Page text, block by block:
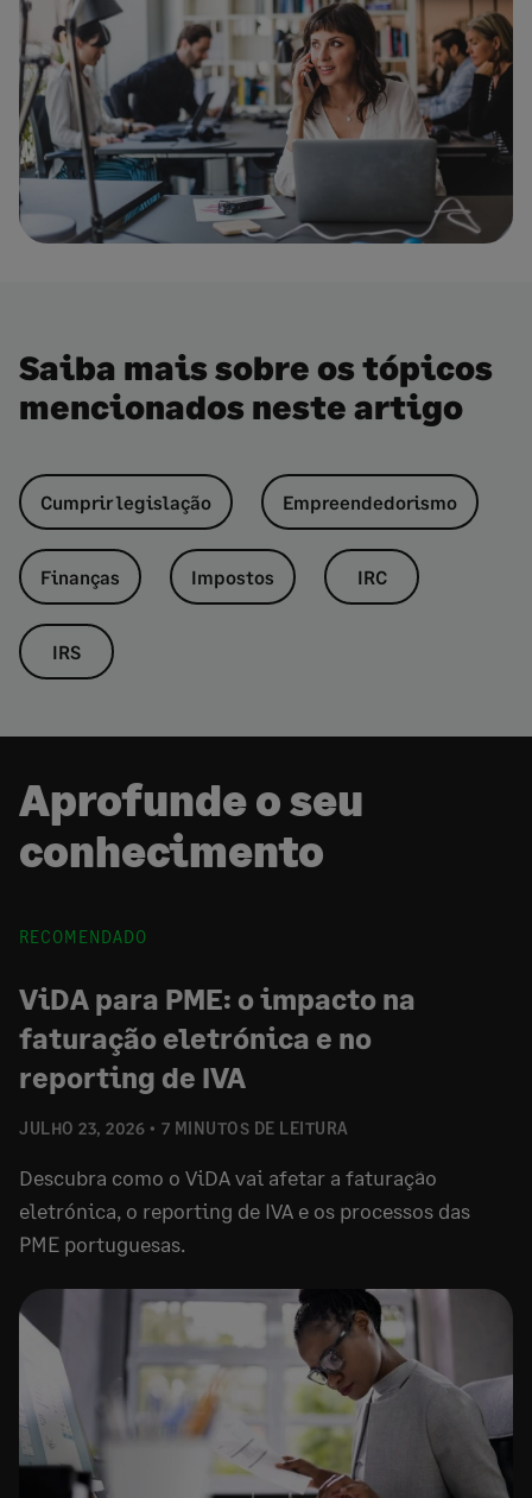
Saiba mais sobre os tópicos
mencionados neste artigo
Cumprir legislação Empreendedorismo
Finanças Impostos IRC
IRS
Aprofunde o seu
conhecimento
RECOMENDADO
JULHO 23, 2026 7 MINUTOS DE LEITURA
ViDA para PME: o impacto na
faturação eletrónica e no
reporting de IVA
Descubra como o ViDA vai afetar a faturação
eletrónica, o reporting de IVA e os processos das
PME portuguesas.